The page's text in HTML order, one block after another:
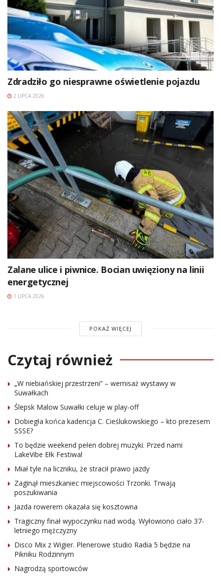
Zdradziło go niesprawne oświetlenie pojazdu
2 LIPCA 2026
Zalane ulice i piwnice. Bocian uwięziony na linii
energetycznej
1 LIPCA 2026
POKAŻ WIĘCEJ
Czytaj również
„W niebiańskiej przestrzeni” – wernisaż wystawy w
Suwałkach
Ślepsk Malow Suwałki celuje w play-off
Dobiegła końca kadencja C. Cieślukowskiego – kto prezesem
SSSE?
To będzie weekend pełen dobrej muzyki. Przed nami
LakeVibe Ełk Festiwal
Miał tyle na liczniku, że stracił prawo jazdy
Zaginął mieszkaniec miejscowości Trzonki. Trwają
poszukiwania
Jazda rowerem okazała się kosztowna
Tragiczny finał wypoczynku nad wodą. Wyłowiono ciało 37-
letniego mężczyzny
Disco Mix z Wigier. Plenerowe studio Radia 5 będzie na
Pikniku Rodzinnym
Nagrodzą sportowców